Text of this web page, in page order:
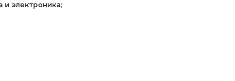
и электроника;